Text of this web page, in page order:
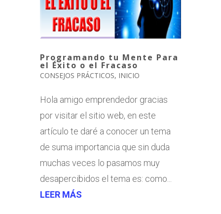
Programando tu Mente Para
el Éxito o el Fracaso
CONSEJOS PRÁCTICOS, INICIO
Hola amigo emprendedor gracias
por visitar el sitio web, en este
artículo te daré a conocer un tema
de suma importancia que sin duda
muchas veces lo pasamos muy
desapercibidos el tema es: como...
LEER MÁS